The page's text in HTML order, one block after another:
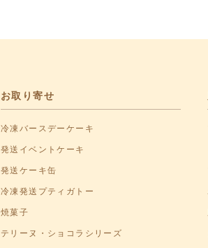
お取り寄せ
冷凍バースデーケーキ
発送イベントケーキ
発送ケーキ缶
冷凍発送プティガトー
焼菓子
テリーヌ・ショコラシリーズ